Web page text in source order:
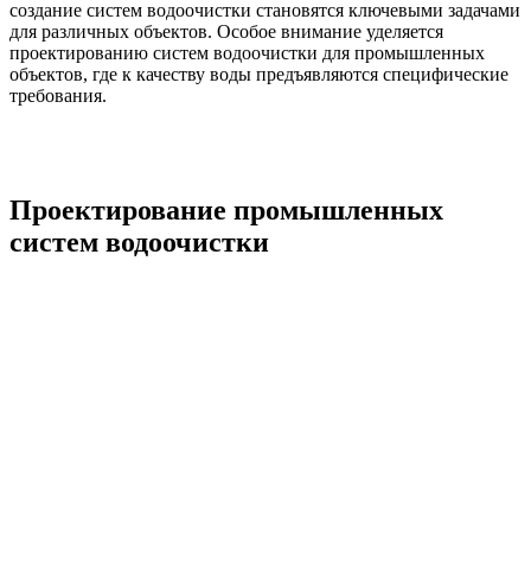
создание систем водоочистки становятся ключевыми задачами
для различных объектов. Особое внимание уделяется
проектированию систем водоочистки для промышленных
объектов, где к качеству воды предъявляются специфические
требования.
Проектирование промышленных
систем водоочистки